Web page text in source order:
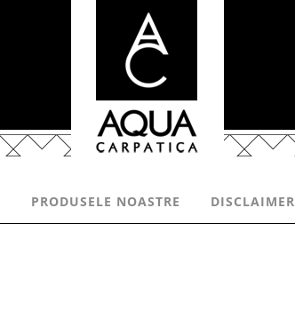
PRODUSELE NOASTRE DISCLAIMER